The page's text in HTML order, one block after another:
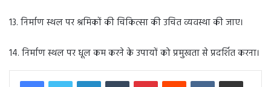
13. निर्माण स्थल पर श्रमिकों की चिकित्सा की उचित व्यवस्था की जाए।
14. निर्माण स्थल पर धूल कम करने के उपायों को प्रमुखता से प्रदर्शित करना।
LinkedInTumblr PinterestReddit VKontakteShare via Email